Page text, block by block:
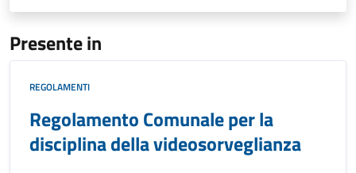
Presente in
REGOLAMENTI
Regolamento Comunale per la
disciplina della videosorveglianza